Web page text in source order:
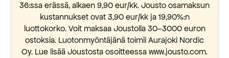
36:ssa erässä, alkaen 9,90 eur/kk. Jousto osamaksun
kustannukset ovat 3,90 eur/kk ja 19,90%:n
luottokorko. Voit maksaa Joustolla 30–3000 euron
ostoksia. Luotonmyöntäjänä toimii Aurajoki Nordic
Oy. Lue lisää Joustosta osoitteessa www.jousto.com.